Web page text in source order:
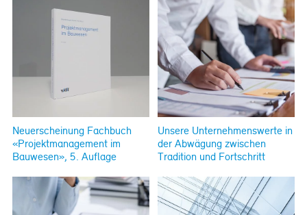
Neuerscheinung Fachbuch
«Projektmanagement im
Bauwesen», 5. Auflage
Unsere Unternehmenswerte in
der Abwägung zwischen
Tradition und Fortschritt